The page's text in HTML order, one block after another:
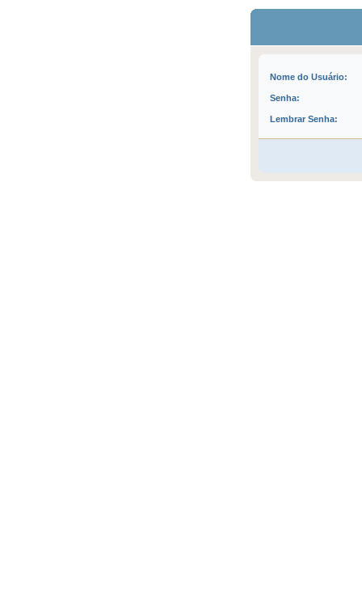
Nome do Usuário:
Senha:
Lembrar Senha: